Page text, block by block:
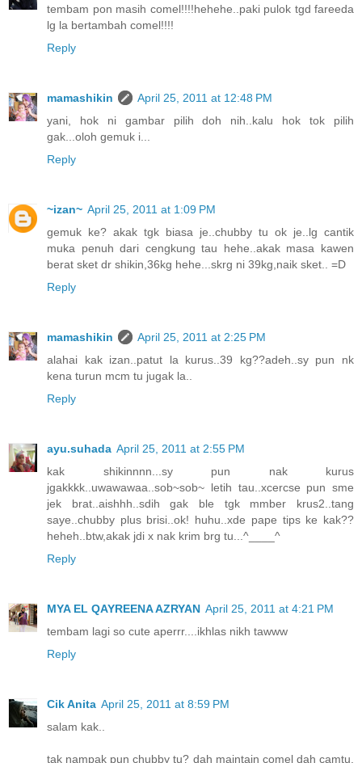
tembam pon masih comel!!!!hehehe..paki pulok tgd fareeda
lg la bertambah comel!!!!
Reply
mamashikin
April 25, 2011 at 12:48 PM
yani, hok ni gambar pilih doh nih..kalu hok tok pilih
gak...oloh gemuk i...
Reply
~izan~ April 25, 2011 at 1:09 PM
gemuk ke? akak tgk biasa je..chubby tu ok je..lg cantik
muka penuh dari cengkung tau hehe..akak masa kawen
berat sket dr shikin,36kg hehe...skrg ni 39kg,naik sket.. =D
Reply
mamashikin
April 25, 2011 at 2:25 PM
alahai kak izan..patut la kurus..39 kg??adeh..sy pun nk
kena turun mcm tu jugak la..
Reply
ayu.suhada April 25, 2011 at 2:55 PM
kak shikinnnn...sy pun nak kurus
jgakkkk..uwawawaa..sob~sob~ letih tau..xcercse pun sme
jek brat..aishhh..sdih gak ble tgk mmber krus2..tang
saye..chubby plus brisi..ok! huhu..xde pape tips ke kak??
heheh..btw,akak jdi x nak krim brg tu...^____^
Reply
MYA EL QAYREENA AZRYAN April 25, 2011 at 4:21 PM
tembam lagi so cute aperrr....ikhlas nikh tawww
Reply
Cik Anita April 25, 2011 at 8:59 PM
salam kak..
tak nampak pun chubby tu? dah maintain comel dah camtu.